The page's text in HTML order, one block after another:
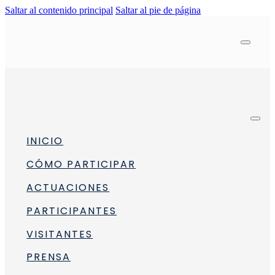
Saltar al contenido principal Saltar al pie de página
INICIO
CÓMO PARTICIPAR
ACTUACIONES
PARTICIPANTES
VISITANTES
PRENSA
con discapacidad visual